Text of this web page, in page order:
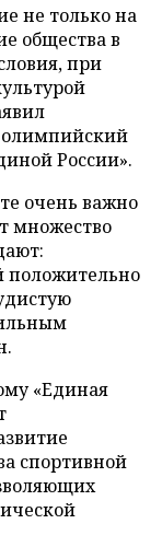
не только на
общества в
при
олимпийский
России».
очень важно
множество
положительно
«Единая
спортивной